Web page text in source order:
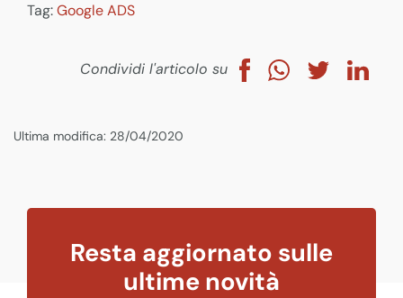
Tag:Google ADS
Condividi l'articolo su
Ultima modifica: 28/04/2020
Resta aggiornato sulle
ultime novità